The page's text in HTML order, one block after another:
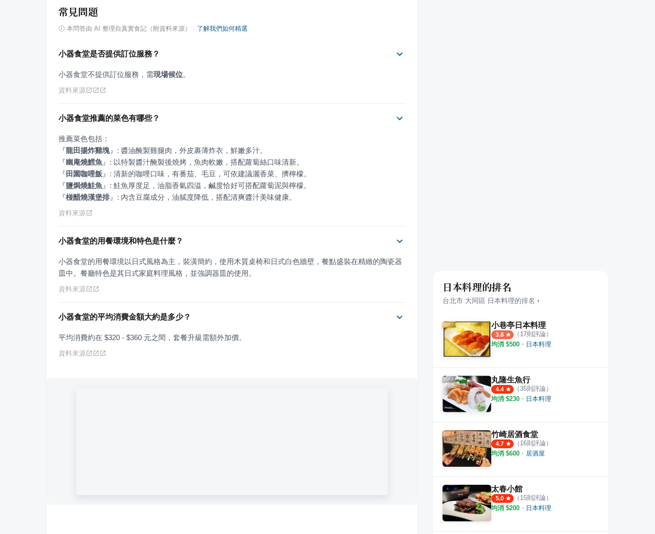
常見問題
ⓘ 本問答由 AI 整理自真實食記（附資料來源） · 了解我們如何精選
小器食堂是否提供訂位服務？
小器食堂不提供訂位服務，需現場候位。
資料來源
小器食堂推薦的菜色有哪些？
『龍田揚炸雞塊 』
『幽庵燒鱈魚 』
『 田園咖哩飯 』
『鹽焗燒鮭魚 』
『椪醋燒漢堡排』 : 內含豆腐成分，油膩度降低，搭配清爽醬汁美味健康。
資料來源
小器食堂的用餐環境和特色是什麼？
小器食堂的用餐環境以日式風格為主，裝潢簡約，使用木質桌椅和日式白色牆壁，餐點盛裝在精緻的陶瓷器
皿中。餐廳特色是其日式家庭料理風格，並強調器皿的使用。
資料來源
小器食堂的平均消費金額大約是多少？
平均消費約在 $320 - $360 元之間，套餐升級需額外加價。
資料來源
日本料理的排名
台北市 大同區 日本料理的排名 ›
小巷亭日本料理
3.8 （ 17則評論）
均消 $500 ・ 日本料理
丸隆生魚行
4.4 （35則評論）
均消 $230 ・ 日本料理
竹崎居酒食堂
4.7 （ 16則評論）
均消 $600 ・ 居酒屋
太春小館
5.0 （ 15則評論）
均消 $200 ・ 日本料理